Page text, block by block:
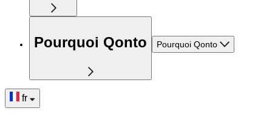
Pourquoi Qonto Pourquoi Qonto
fr